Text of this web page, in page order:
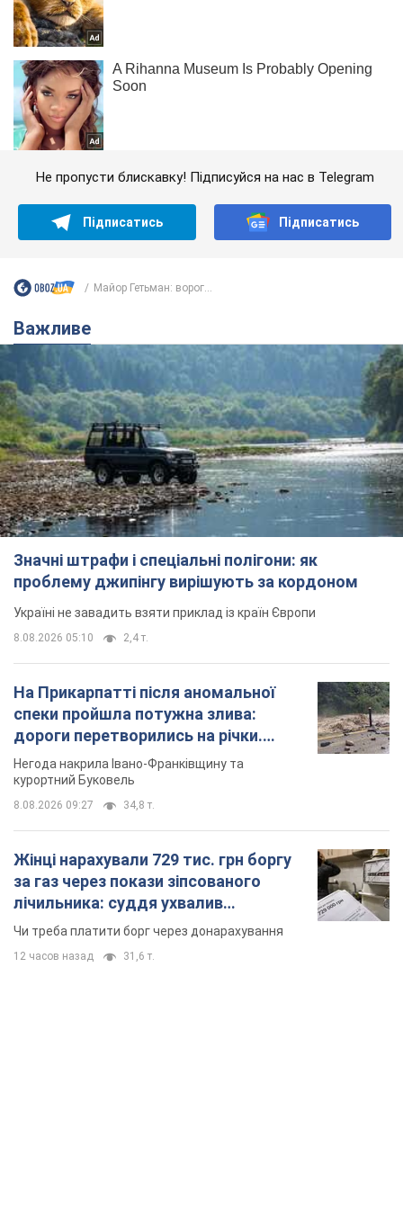
Не пропусти блискавку! Підписуйся на нас в Telegram
Підписатись Підписатись
Майор Гетьман: ворог...
Важливе
Значні штрафи і спеціальні полігони: як
проблему джипінгу вирішують за кордоном
Україні не завадить взяти приклад із країн Європи
8.08.2026 05:10 2,4 т.
На Прикарпатті після аномальної
спеки пройшла потужна злива:
дороги перетворились на річки.
Відео
Негода накрила Івано-Франківщину та
курортний Буковель
8.08.2026 09:27 34,8 т.
Жінці нарахували 729 тис. грн боргу
за газ через покази зіпсованого
лічильника: суддя ухвалив
неочікуване рішення
Чи треба платити борг через донарахування
12 часов назад 31,6 т.